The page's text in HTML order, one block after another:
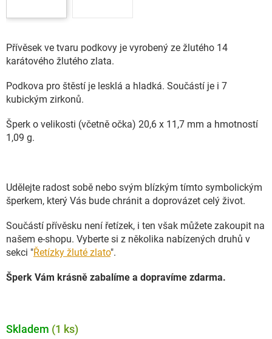
Přívěsek ve tvaru podkovy je vyrobený ze žlutého 14
karátového žlutého zlata.
Podkova pro štěstí je lesklá a hladká. Součástí je i 7
kubickým zirkonů.
Šperk o velikosti (včetně očka) 20,6 x 11,7 mm a hmotností
1,09 g.
Udělejte radost sobě nebo svým blízkým tímto symbolickým
šperkem, který Vás bude chránit a doprovázet celý život.
Součástí přívěsku není řetízek, i ten však můžete zakoupit na
našem e-shopu. Vyberte si z několika nabízených druhů v
sekci "Řetízky žluté zlato".
Šperk Vám krásně zabalíme a dopravíme zdarma.
Skladem (1 ks)